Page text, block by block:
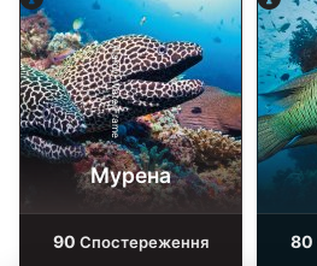
Alamy-WaterFrame
Мурена
90 Спостереження 80